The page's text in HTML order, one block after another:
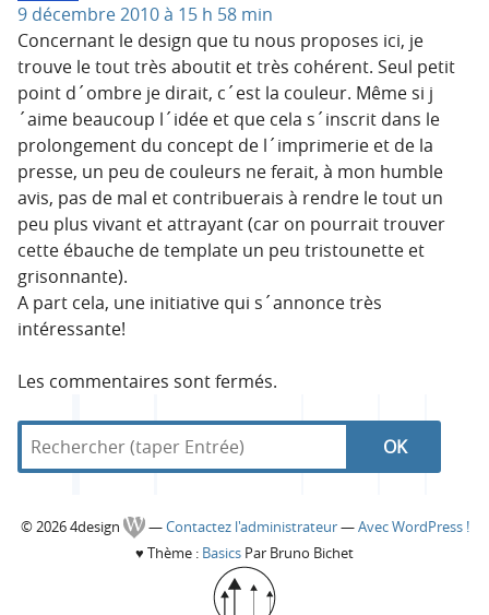
9 décembre 2010 à 15 h 58 min
Concernant le design que tu nous proposes ici, je
trouve le tout très aboutit et très cohérent. Seul petit
point d´ombre je dirait, c´est la couleur. Même si j
´aime beaucoup l´idée et que cela s´inscrit dans le
prolongement du concept de l´imprimerie et de la
presse, un peu de couleurs ne ferait, à mon humble
avis, pas de mal et contribuerais à rendre le tout un
peu plus vivant et attrayant (car on pourrait trouver
cette ébauche de template un peu tristounette et
grisonnante).
A part cela, une initiative qui s´annonce très
intéressante!
Les commentaires sont fermés.
R
R
e
d
4
C
© 2026 4design —Contactez l'administrateur—Avec WordPress !
♥ Thème : Basics Par Bruno Bichet